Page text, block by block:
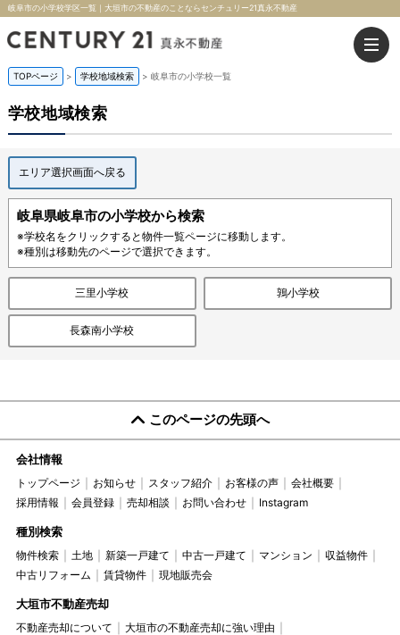
岐阜市の小学校学区一覧｜大垣市の不動産のことならセンチュリー21真永不動産
TOPページ > 学校地域検索 > 岐阜市の小学校一覧
学校地域検索
エリア選択画面へ戻る
岐阜県岐阜市の小学校から検索
※学校名をクリックすると物件一覧ページに移動します。
※種別は移動先のページで選択できます。
三里小学校 鶉小学校
長森南小学校
このページの先頭へ
会社情報
トップページ お知らせ スタッフ紹介 お客様の声
会社概要
採用情報
会員登録 売却相談 お問い合わせ Instagram
種別検索
物件検索 土地 新築一戸建て 中古一戸建て マンション
収益物件
中古リフォーム
賃貸物件 現地販売会
大垣市不動産売却
不動産売却について
大垣市の不動産売却に強い理由